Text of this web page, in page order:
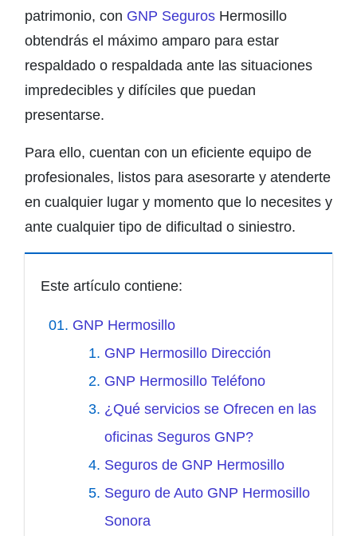
patrimonio, con GNP Seguros Hermosillo
obtendrás el máximo amparo para estar
respaldado o respaldada ante las situaciones
impredecibles y difíciles que puedan
presentarse.
Para ello, cuentan con un eficiente equipo de
profesionales, listos para asesorarte y atenderte
en cualquier lugar y momento que lo necesites y
ante cualquier tipo de dificultad o siniestro.
Este artículo contiene:
GNP Hermosillo
GNP Hermosillo Dirección
GNP Hermosillo Teléfono
¿Qué servicios se Ofrecen en las
oficinas Seguros GNP?
Seguros de GNP Hermosillo
Seguro de Auto GNP Hermosillo
Sonora